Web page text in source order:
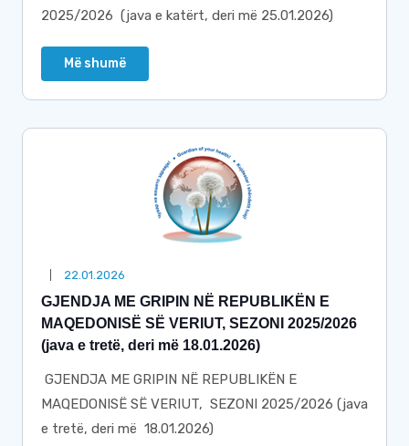
2025/2026 (java e katërt, deri më 25.01.2026)
Më shumë
22.01.2026
GJENDJA ME GRIPIN NË REPUBLIKËN E
MAQEDONISË SË VERIUT, SEZONI 2025/2026
(java e tretë, deri më 18.01.2026)
GJENDJA ME GRIPIN NË REPUBLIKËN E
MAQEDONISË SË VERIUT, SEZONI 2025/2026 (java
e tretë, deri më 18.01.2026)